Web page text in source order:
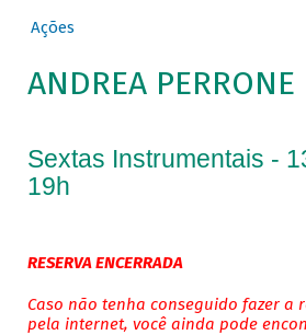
Ações
ANDREA
Sextas Instrumentais -
19h
RESERVA ENCERRADA
Caso não tenha conseguido fazer a
pela internet, você ainda pode